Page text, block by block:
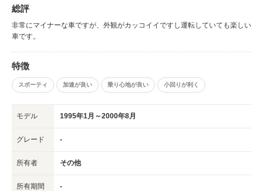
総評
非常にマイナーな車ですが、外観がカッコイイですし運転していても楽しい
車です。
特徴
スポーティ 加速が良い 乗り心地が良い 小回りが利く
モデル 1995年1月～2000年8月
グレード -
所有者 その他
所有期間 -